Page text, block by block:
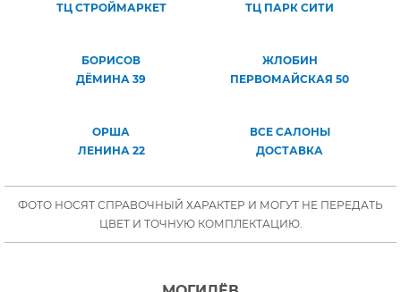
ТЦ СТРОЙМАРКЕТ
ТЦ ПАРК СИТИ
БОРИСОВ
ДЁМИНА 39
ЖЛОБИН
ПЕРВОМАЙСКАЯ 50
ОРША
ЛЕНИНА 22
ВСЕ САЛОНЫ
ДОСТАВКА
ФОТО НОСЯТ СПРАВОЧНЫЙ ХАРАКТЕР И МОГУТ НЕ ПЕРЕДАТЬ
ЦВЕТ И ТОЧНУЮ КОМПЛЕКТАЦИЮ.